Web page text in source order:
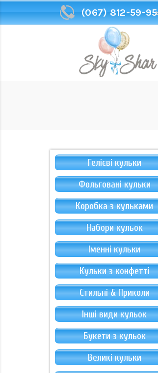
(067) 812-59-95
(067) 812-59-95
Гелієві кульки
Фольговані кульки
Коробка з кульками
Набори кульок
Іменні кульки
Кульки з конфетті
Стильні & Приколи
Інші види кульок
Букети з кульок
Великі кульки